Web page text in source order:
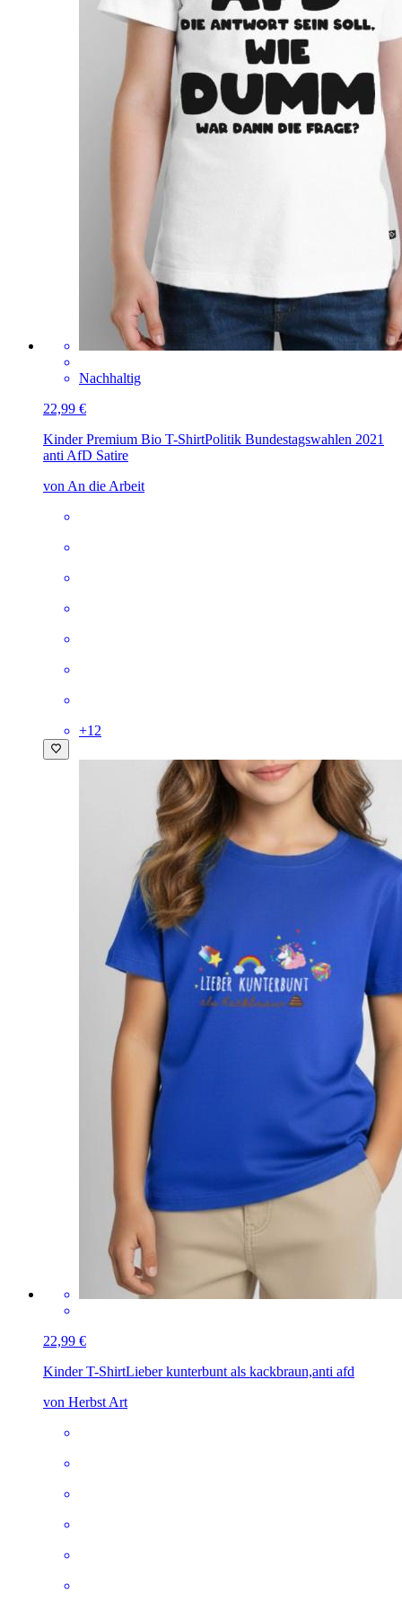
Nachhaltig
22,99 €
Kinder Premium Bio T-ShirtPolitik Bundestagswahlen 2021
anti AfD Satire
von An die Arbeit
+12
22,99 €
Kinder T-ShirtLieber kunterbunt als kackbraun,anti afd
von Herbst Art